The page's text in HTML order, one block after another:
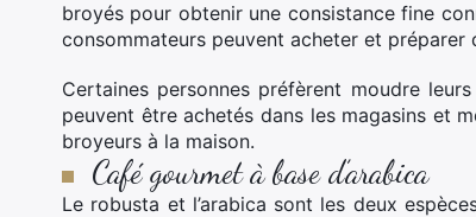
broyés pour obtenir une consistance fine
consommateurs peuvent acheter et
Certaines personnes préfèrent moudre
peuvent être achetés dans les magasins et
broyeurs à la maison.
Café gourmet à base d’arabica
Le robusta et l’arabica sont les deux